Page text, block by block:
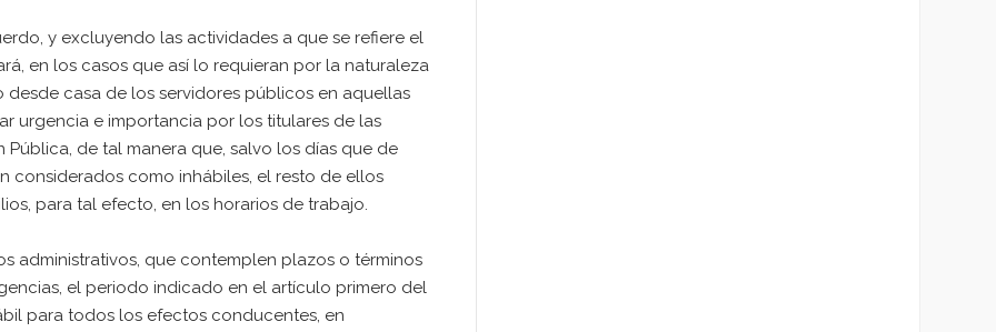
y excluyendo las actividades a que se refiere el
en los casos que así lo requieran por la naturaleza
casa de los servidores públicos en aquellas
urgencia e importancia por los titulares de las
de tal manera que, salvo los días que de
considerados como inhábiles, el resto de ellos
para tal efecto, en los horarios de trabajo.
administrativos, que contemplen plazos o términos
el periodo indicado en el artículo primero del
para todos los efectos conducentes, en